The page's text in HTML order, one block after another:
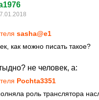
sasha@e1
как можно писать такое?
не человек, а:
Pochta3351
роль транслятора